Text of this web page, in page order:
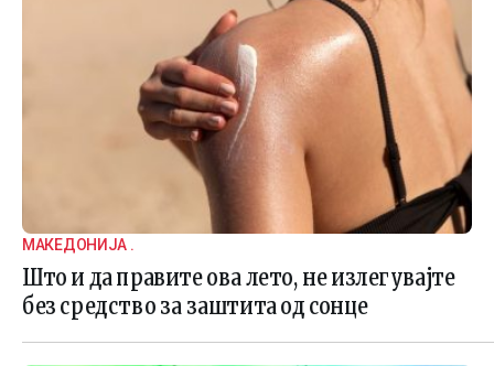
МАКЕДОНИЈА .
Што и да правите ова лето, не излегувајте
без средство за заштита од сонце